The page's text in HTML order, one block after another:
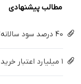
مطالب پیشنهادی
40 درصد سود سالانه❗ از تورم جا نمونی😲
۱ میلیارد اعتبار خرید طلا | بدون ضامن و چک